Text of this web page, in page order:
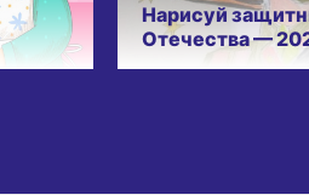
Нарисуй
Отечества —